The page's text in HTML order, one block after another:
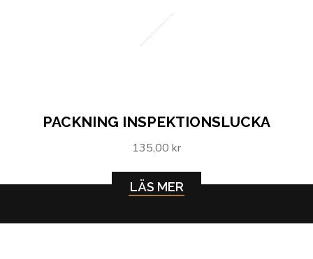
PACKNING INSPEKTIONSLUCKA
135,00 kr
LÄS MER